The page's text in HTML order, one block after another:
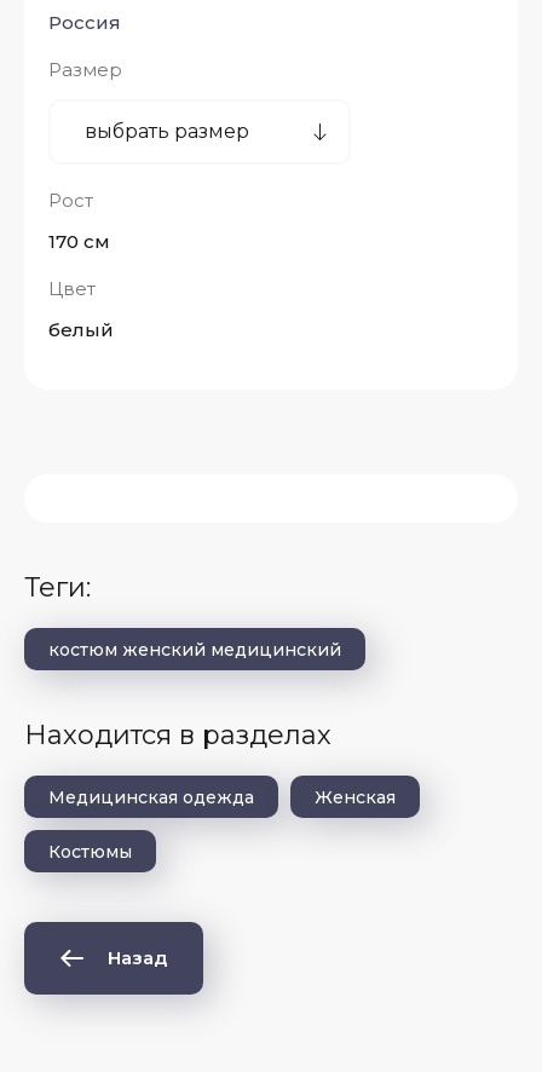
Россия
Размер
Рост
170 см
Цвет
белый
теги:
костюм женский медицинский
Находится в разделах
Медицинская одежда Женская
Костюмы
Назад